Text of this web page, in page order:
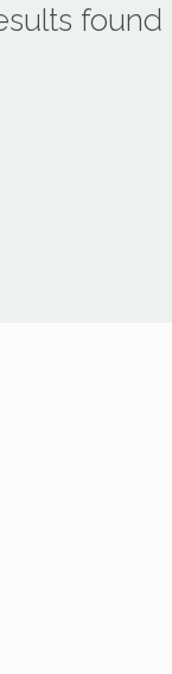
found